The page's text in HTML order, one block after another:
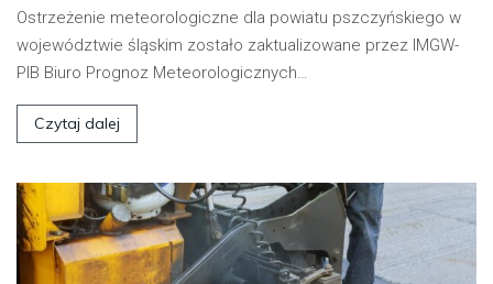
Ostrzeżenie meteorologiczne dla powiatu pszczyńskiego w
województwie śląskim zostało zaktualizowane przez IMGW-
PIB Biuro Prognoz Meteorologicznych…
Czytaj dalej